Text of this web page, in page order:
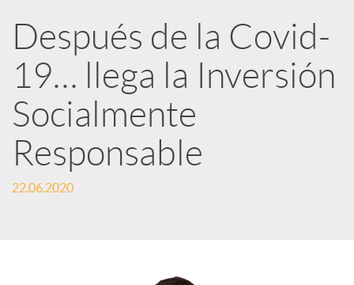
e
d
e
s
Después de la Covid-
19… llega la Inversión
Socialmente
Responsable
22.06.2020